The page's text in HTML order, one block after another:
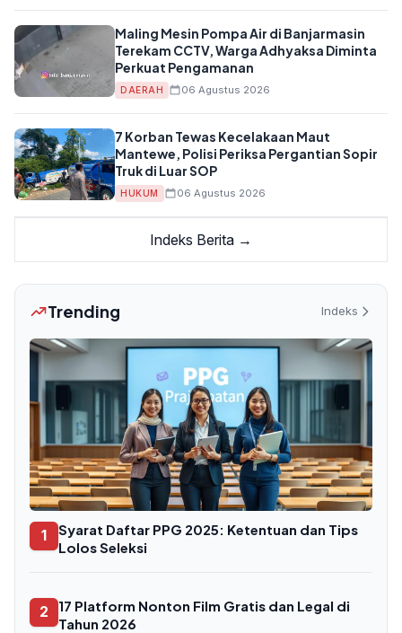
Maling Mesin Pompa Air di Banjarmasin
Terekam CCTV, Warga Adhyaksa Diminta
Perkuat Pengamanan
DAERAH 06 Agustus 2026
7 Korban Tewas Kecelakaan Maut
Mantewe, Polisi Periksa Pergantian Sopir
Truk di Luar SOP
HUKUM 06 Agustus 2026
Indeks Berita →
Trending Indeks
1
Syarat Daftar PPG 2025: Ketentuan dan Tips
Lolos Seleksi
2
17 Platform Nonton Film Gratis dan Legal di
Tahun 2026